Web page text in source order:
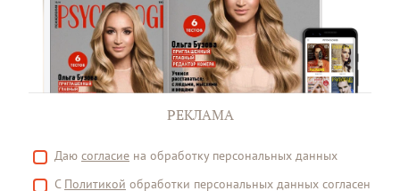
РЕКЛАМА
Даю согласие на обработку персональных данных
С Политикой обработки персональных данных согласен